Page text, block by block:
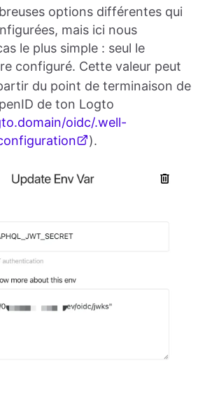
options différentes qui
mais ici nous
le plus simple : seul le
configuré. Cette valeur peut
du point de terminaison de
de ton Logto
oidc/.well-
).